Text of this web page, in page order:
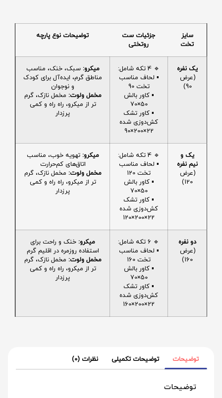
سایز
تخت
جزئیات ست
روتختی
توضیحات نوع پارچه
یک نفره
(عرض
90)
🔹 4 تکه شامل:
▪️ لحاف مناسب
تخت 90
▪️ کاور بالش
50×70
▪️ کاور تشک
کش‌دوزی شده
22×200×90
میکرو: سبک، خنک، مناسب
مناطق گرم، ایده‌آل برای کودک
و نوجوان
مخمل ولوت: مخمل نازک، گرم
تر از میکرو، راه راه و کمی
پرزدار
یک و
نیم نفره
(عرض
120)
🔹 4 تکه شامل:
▪️ لحاف مناسب
تخت 120
▪️ کاور بالش
50×70
▪️ کاور تشک
کش‌دوزی شده
22×200×120
میکرو: تهویه خوب، مناسب
اتاق‌های کم‌حرارت
مخمل ولوت: مخمل نازک، گرم
تر از میکرو، راه راه و کمی
پرزدار
دو نفره
(عرض
160)
🔹 6 تکه شامل:
▪️ لحاف مناسب
تخت 160
▪️ کاور بالش
50×70
▪️ کاور تشک
کش‌دوزی شده
22×200×160
میکرو: خنک و راحت برای
استفاده روزمره در اقلیم گرم
مخمل ولوت: مخمل نازک، گرم
تر از میکرو، راه راه و کمی
پرزدار
توضیحات توضیحات تکمیلی نظرات (0)
توضیحات